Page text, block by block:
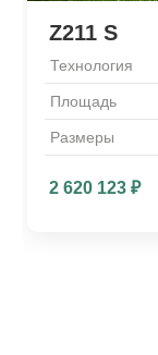
Z211 S
Технология
Площадь
Размеры
2 620 123₽